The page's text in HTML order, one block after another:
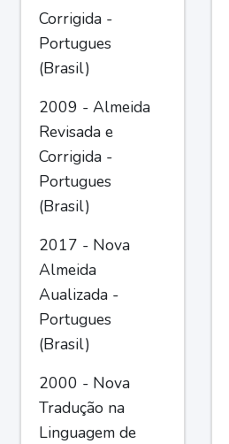
Corrigida -
Portugues
(Brasil)
2009 - Almeida
Revisada e
Corrigida -
Portugues
(Brasil)
2017 - Nova
Almeida
Aualizada -
Portugues
(Brasil)
2000 - Nova
Tradução na
Linguagem de